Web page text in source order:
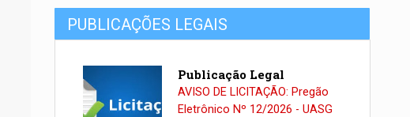
PUBLICAÇÕES LEGAIS
Publicação Legal
AVISO DE LICITAÇÃO: Pregão
Eletrônico Nº 12/2026 - UASG